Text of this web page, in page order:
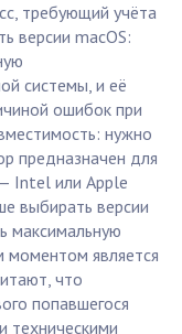
требующий учёта
версии macOS:
системы, и её
ошибок при
нужно
предназначен для
Intel или Apple
выбирать версии
максимальную
моментом является
что
попавшегося
техническими